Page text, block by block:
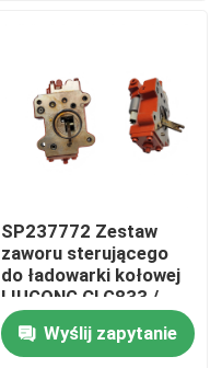
SP237772 Zestaw
zaworu sterującego
do ładowarki kołowej
LIUGONG CLG833 /
CLG833H CLG835 /
CLG835H CLG836 /
CLG836H ZL30E /
Wyślij zapytanie